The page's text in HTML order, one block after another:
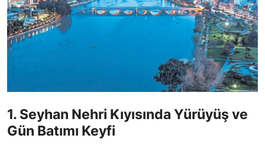
1. Seyhan Nehri Kıyısında Yürüyüş ve
Gün Batımı Keyfi